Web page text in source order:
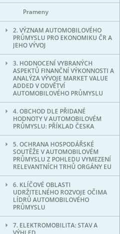
Prameny
2. VÝZNAM AUTOMOBILOVÉHO
PRŮMYSLU PRO EKONOMIKU ČR A
JEHO VÝVOJ
3. HODNOCENÍ VYBRANÝCH
ASPEKTŮ FINANČNÍ VÝKONNOSTI A
ANALÝZA VÝVOJE MARKET VALUE
ADDED V ODVĚTVÍ
AUTOMOBILOVÉHO PRŮMYSLU
4. OBCHOD DLE PŘIDANÉ
HODNOTY V AUTOMOBILOVÉM
PRŮMYSLU: PŘÍKLAD ČESKA
5. OCHRANA HOSPODÁŘSKÉ
SOUTĚŽE V AUTOMOBILOVÉM
PRŮMYSLU Z POHLEDU VYMEZENÍ
RELEVANTNÍCH TRHŮ ORGÁNY EU
6. KLÍČOVÉ OBLASTI
UDRŽITELNÉHO ROZVOJE OČIMA
LÍDRŮ AUTOMOBILOVÉHO
PRŮMYSLU
7. ELEKTROMOBILITA: STAV A